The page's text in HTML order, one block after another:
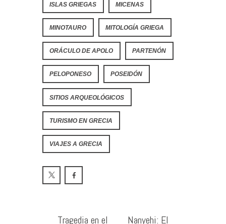
ISLAS GRIEGAS MICENAS
MINOTAURO MITOLOGÍA GRIEGA
ORÁCULO DE APOLO PARTENÓN
PELOPONESO POSEIDÓN
SITIOS ARQUEOLÓGICOS
TURISMO EN GRECIA
VIAJES A GRECIA
Tragedia en el
Nanyehi: El